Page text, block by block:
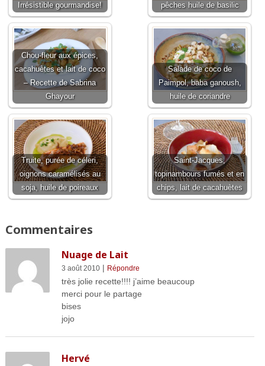
Irrésistible gourmandise!
pêches huile de basilic
Chou-fleur aux épices,
cacahuètes et lait de coco
– Recette de Sabrina
Ghayour
Salade de coco de
Paimpol, baba ganoush,
huile de coriandre
Truite, purée de céleri,
oignons caramélisés au
soja, huile de poireaux
Saint-Jacques,
topinambours fumés et en
chips, lait de cacahuètes
Commentaires
Nuage de Lait
3 août 2010| Répondre
très jolie recette!!!! j’aime beaucoup
merci pour le partage
bises
jojo
Hervé